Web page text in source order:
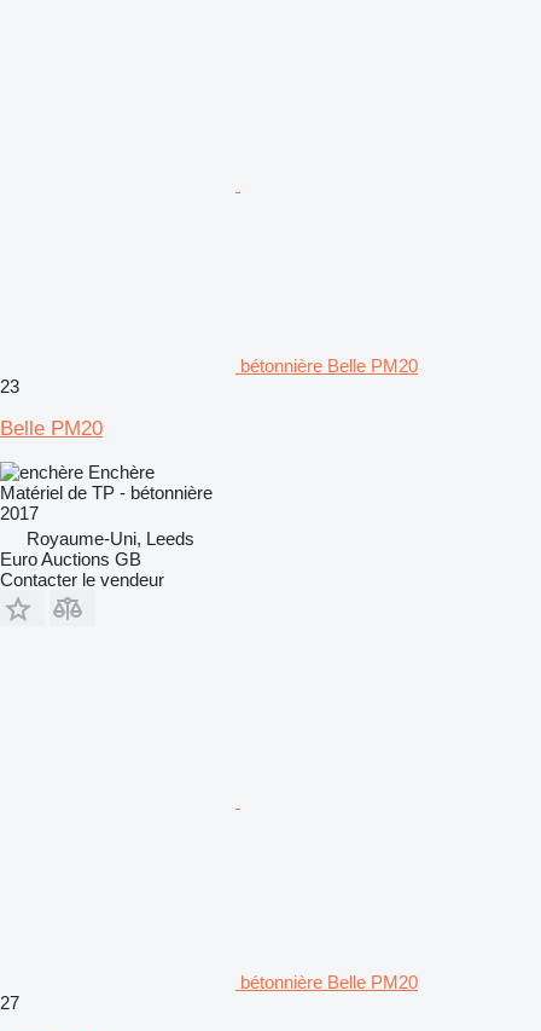
bétonnière Belle PM20
23
Belle PM20
Enchère
Matériel de TP - bétonnière
2017
Royaume-Uni, Leeds
Euro Auctions GB
Contacter le vendeur
bétonnière Belle PM20
27